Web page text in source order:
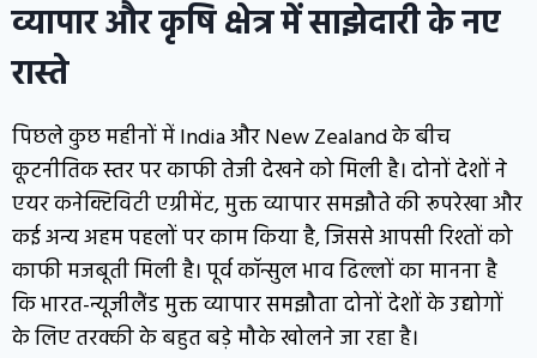
व्यापार और कृषि क्षेत्र में साझेदारी के नए
रास्ते
पिछले कुछ महीनों में India और New Zealand के बीच
कूटनीतिक स्तर पर काफी तेजी देखने को मिली है। दोनों देशों ने
एयर कनेक्टिविटी एग्रीमेंट, मुक्त व्यापार समझौते की रूपरेखा और
कई अन्य अहम पहलों पर काम किया है, जिससे आपसी रिश्तों को
काफी मजबूती मिली है। पूर्व कॉन्सुल भाव ढिल्लों का मानना है
कि भारत-न्यूजीलैंड मुक्त व्यापार समझौता दोनों देशों के उद्योगों
के लिए तरक्की के बहुत बड़े मौके खोलने जा रहा है।